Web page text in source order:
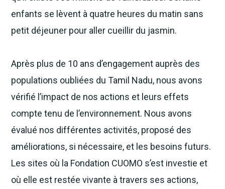
enfants se lèvent à quatre heures du matin sans
petit déjeuner pour aller cueillir du jasmin.
Après plus de 10 ans d’engagement auprès des
populations oubliées du Tamil Nadu, nous avons
vérifié l’impact de nos actions et leurs effets
compte tenu de l’environnement. Nous avons
évalué nos différentes activités, proposé des
améliorations, si nécessaire, et les besoins futurs.
Les sites où la Fondation CUOMO s’est investie et
où elle est restée vivante à travers ses actions,